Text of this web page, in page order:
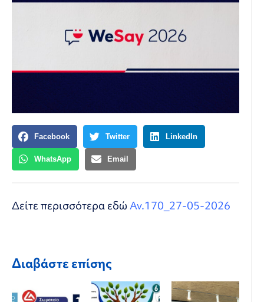
Facebook Twitter LinkedIn
WhatsApp Email
Δείτε περισσότερα εδώ Αν.170_27-05-2026
Διαβάστε επίσης